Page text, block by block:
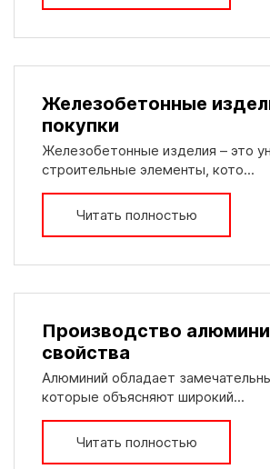
Железобетонные
покупки
Железобетонные изделия – это
строительные элементы, кото...
Читать полностью
Производство
свойства
Алюминий обладает
которые объясняют широкий...
Читать полностью